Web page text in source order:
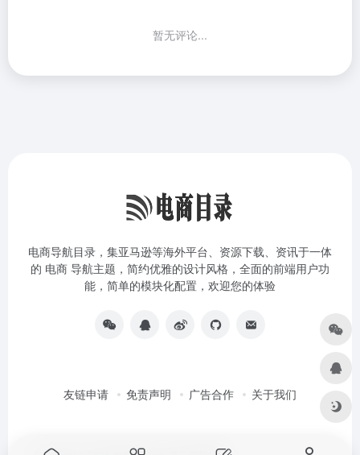
暂无评论...
电商导航目录，集亚马逊等海外平台、资源下载、资讯于一体
的 电商 导航主题，简约优雅的设计风格，全面的前端用户功
能，简单的模块化配置，欢迎您的体验
友链申请 免责声明 广告合作 关于我们